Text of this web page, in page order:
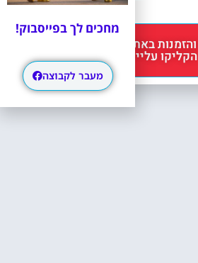
הקליקו עליי 😊
מחכים לך בפייסבוק!
מעבר לקבוצה